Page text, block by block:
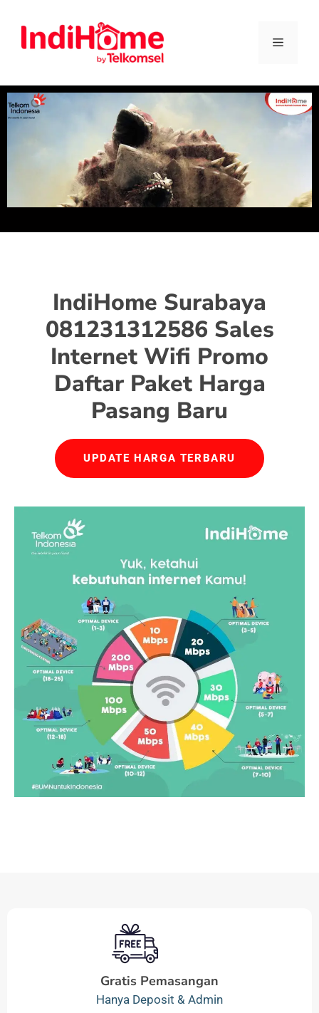
IndiHome Surabaya
081231312586 Sales
Internet Wifi Promo
Daftar Paket Harga
Pasang Baru
UPDATE HARGA TERBARU
Gratis Pemasangan
Hanya Deposit & Admin